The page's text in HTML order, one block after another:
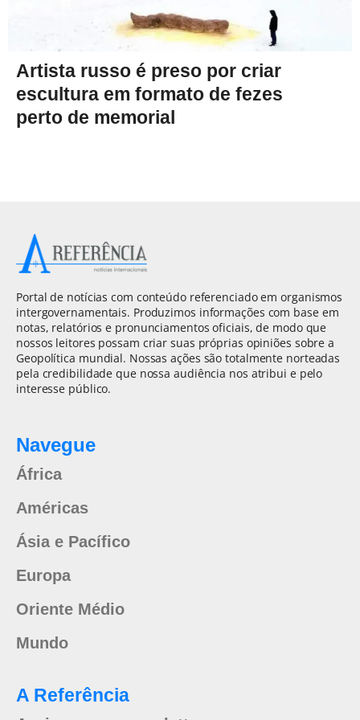
Artista russo é preso por criar
escultura em formato de fezes
perto de memorial
Portal de notícias com conteúdo referenciado em organismos
intergovernamentais. Produzimos informações com base em
notas, relatórios e pronunciamentos oficiais, de modo que
nossos leitores possam criar suas próprias opiniões sobre a
Geopolítica mundial. Nossas ações são totalmente norteadas
pela credibilidade que nossa audiência nos atribui e pelo
interesse público.
Navegue
África
Américas
Ásia e Pacífico
Europa
Oriente Médio
Mundo
A Referência